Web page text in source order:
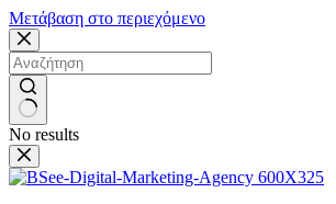
Μετάβαση στο περιεχόμενο
No results